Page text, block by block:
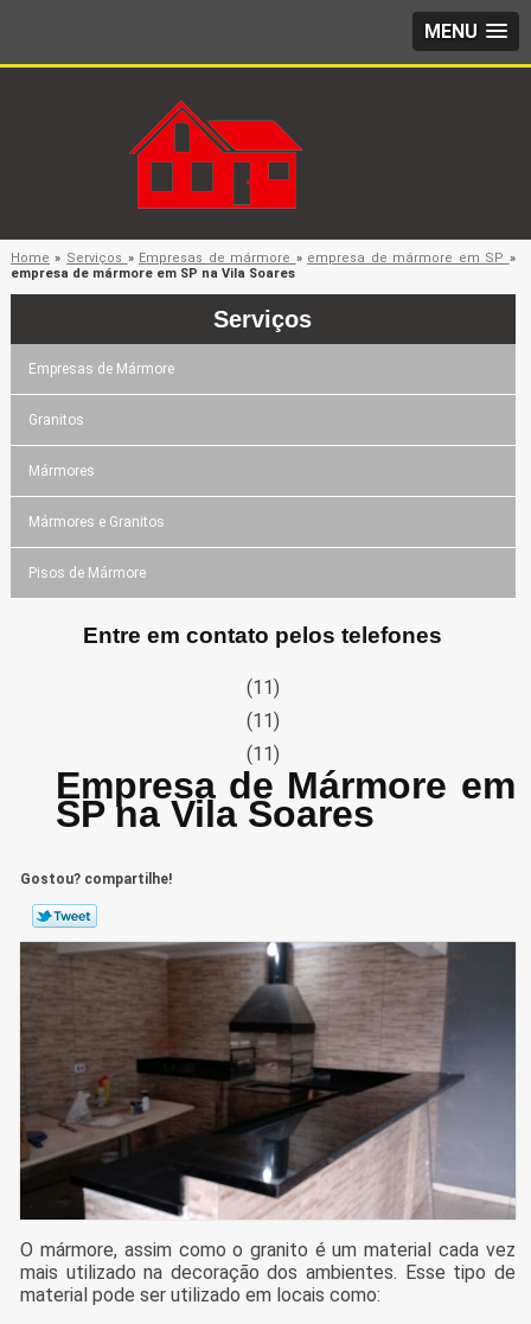
MENU
Home » Serviços » Empresas de mármore » empresa de mármore em SP »
empresa de mármore em SP na Vila Soares
Serviços
Empresas de Mármore
Granitos
Mármores
Mármores e Granitos
Pisos de Mármore
Entre em contato pelos telefones
(11)
(11)
(11)
Empresa de Mármore em
SP na Vila Soares
Gostou? compartilhe!
O mármore, assim como o granito é um material cada vez
mais utilizado na decoração dos ambientes. Esse tipo de
material pode ser utilizado em locais como: